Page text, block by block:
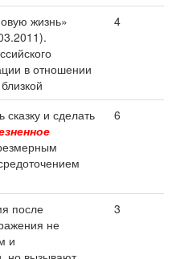
жизнь»
в отношении
4
и сделать
6
после
не
и
3